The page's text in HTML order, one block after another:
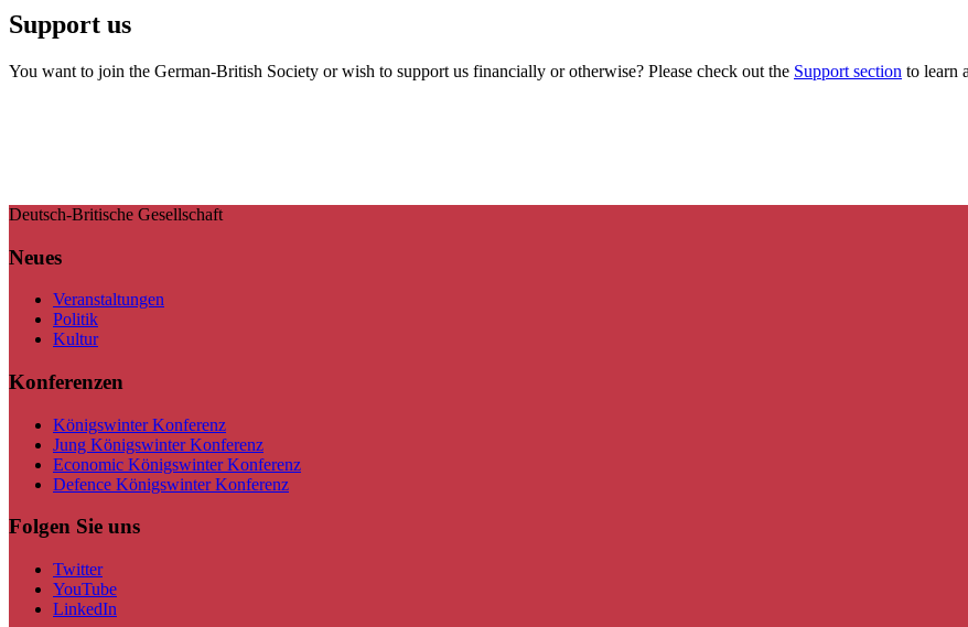
Support us
You want to join the German-British Society or wish to support us financially or otherwise? Please check out the Support section to learn
Deutsch-Britische Gesellschaft
Neues
Veranstaltungen
Politik
Kultur
Konferenzen
Königswinter Konferenz
Jung Königswinter Konferenz
Economic Königswinter Konferenz
Defence Königswinter Konferenz
Folgen Sie uns
Twitter
YouTube
LinkedIn